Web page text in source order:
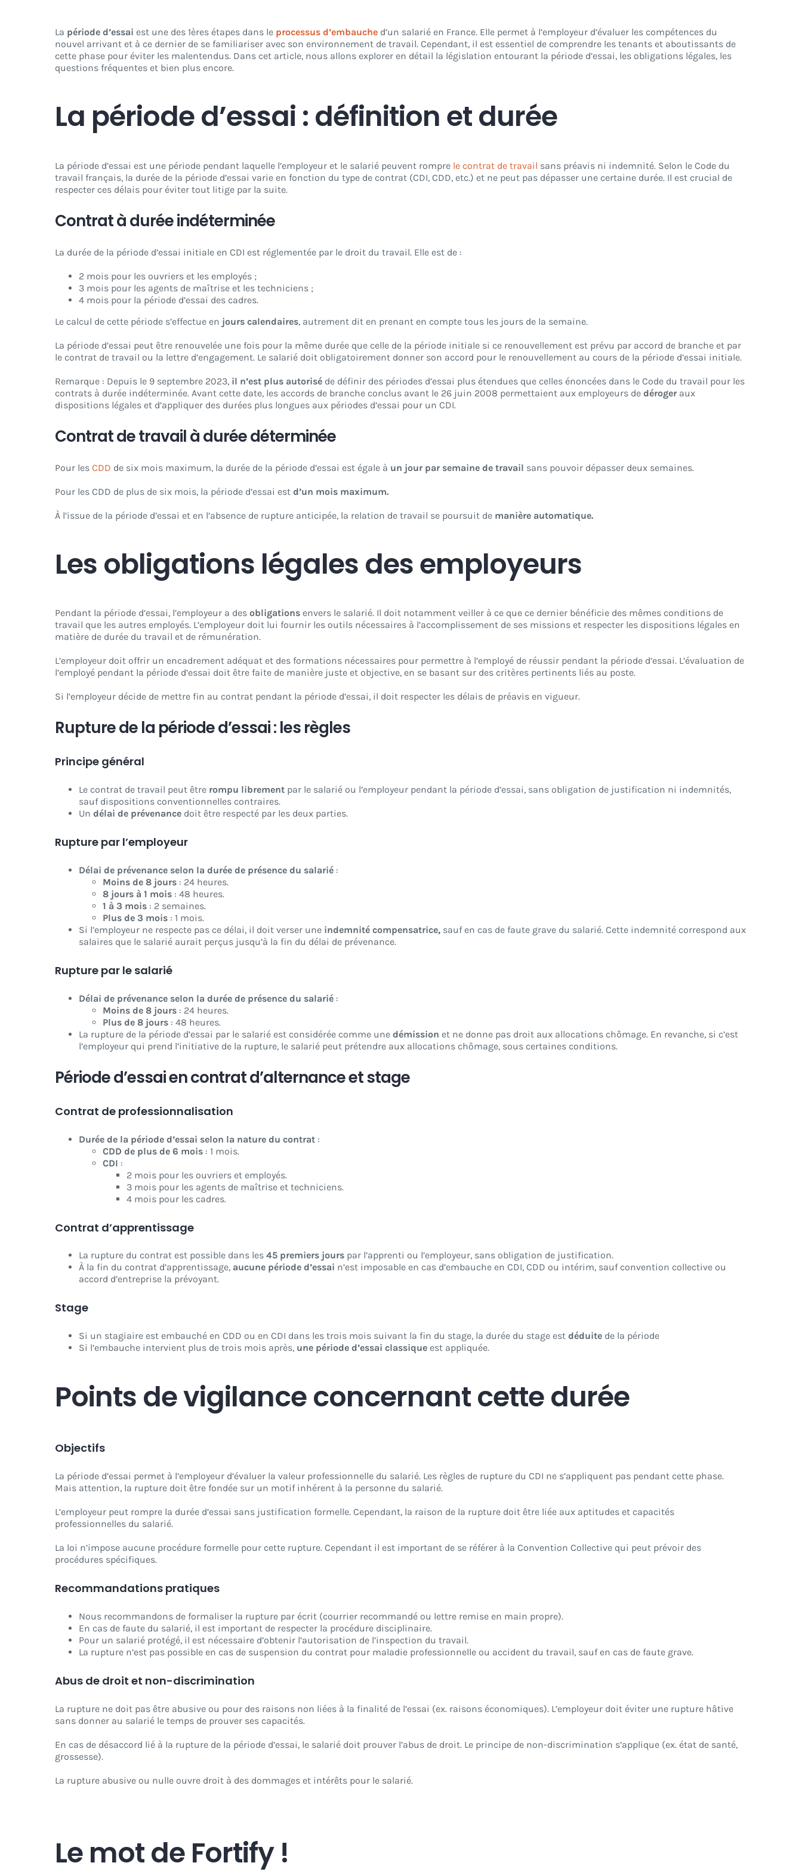
La période d’essai est une des 1ères étapes dans le processus d’embauche d’un salarié en France. Elle permet à l’employeur d’évaluer les compétences du
nouvel arrivant et à ce dernier de se familiariser avec son environnement de travail. Cependant, il est essentiel de comprendre les tenants et aboutissants de
cette phase pour éviter les malentendus. Dans cet article, nous allons explorer en détail la législation entourant la période d’essai, les obligations légales, les
questions fréquentes et bien plus encore.
La période d’essai : définition et durée
La période d’essai est une période pendant laquelle l’employeur et le salarié peuvent rompre le contrat de travail sans préavis ni indemnité. Selon le Code du
travail français, la durée de la période d’essai varie en fonction du type de contrat (CDI, CDD, etc.) et ne peut pas dépasser une certaine durée. Il est crucial de
respecter ces délais pour éviter tout litige par la suite.
Contrat à durée indéterminée
La durée de la période d’essai initiale en CDI est réglementée par le droit du travail. Elle est de :
2 mois pour les ouvriers et les employés ;
3 mois pour les agents de maîtrise et les techniciens ;
4 mois pour la période d’essai des cadres.
Le calcul de cette période s’effectue en jours calendaires, autrement dit en prenant en compte tous les jours de la semaine.
La période d’essai peut être renouvelée une fois pour la même durée que celle de la période initiale si ce renouvellement est prévu par accord de branche et par
le contrat de travail ou la lettre d’engagement. Le salarié doit obligatoirement donner son accord pour le renouvellement au cours de la période d’essai initiale.
Remarque : Depuis le 9 septembre 2023, il n’est plus autorisé de définir des périodes d’essai plus étendues que celles énoncées dans le Code du travail pour les
contrats à durée indéterminée. Avant cette date, les accords de branche conclus avant le 26 juin 2008 permettaient aux employeurs de dérogeraux
dispositions légales et d’appliquer des durées plus longues aux périodes d’essai pour un CDI.
Contrat de travail à durée déterminée
Pour les CDD de six mois maximum, la durée de la période d’essai est égale à un jour par semaine de travail sans pouvoir dépasser deux semaines.
Pour les CDD de plus de six mois, la période d’essai est d’un mois maximum.
À l’issue de la période d’essai et en l’absence de rupture anticipée, la relation de travail se poursuit de manière automatique.
Les obligations légales des employeurs
Pendant la période d’essai, l’employeur a des obligations envers le salarié. Il doit notamment veiller à ce que ce dernier bénéficie des mêmes conditions de
travail que les autres employés. L’employeur doit lui fournir les outils nécessaires à l’accomplissement de ses missions et respecter les dispositions légales en
matière de durée du travail et de rémunération.
L’employeur doit offrir un encadrement adéquat et des formations nécessaires pour permettre à l’employé de réussir pendant la période d’essai. L’évaluation de
l’employé pendant la période d’essai doit être faite de manière juste et objective, en se basant sur des critères pertinents liés au poste.
Si l’employeur décide de mettre fin au contrat pendant la période d’essai, il doit respecter les délais de préavis en vigueur.
Rupture de la période d’essai : les règles
Principe général
Le contrat de travail peut être rompu librement par le salarié ou l’employeur pendant la période d’essai, sans obligation de justification ni indemnités,
sauf dispositions conventionnelles contraires.
Un délai de prévenance doit être respecté par les deux parties.
Rupture par l’employeur
Délai de prévenance selon la durée de présence du salarié :
Moins de 8 jours : 24 heures.
8 jours à 1 mois : 48 heures.
1 à 3 mois : 2 semaines.
Plus de 3 mois : 1 mois.
Si l’employeur ne respecte pas ce délai, il doit verser une indemnité compensatrice, sauf en cas de faute grave du salarié. Cette indemnité correspond aux
salaires que le salarié aurait perçus jusqu’à la fin du délai de prévenance.
Rupture par le salarié
Délai de prévenance selon la durée de présence du salarié :
Moins de 8 jours : 24 heures.
Plus de 8 jours : 48 heures.
La rupture de la période d’essai par le salarié est considérée comme une démission et ne donne pas droit aux allocations chômage. En revanche, si c’est
l’employeur qui prend l’initiative de la rupture, le salarié peut prétendre aux allocations chômage, sous certaines conditions.
Période d’essai en contrat d’alternance et stage
Contrat de professionnalisation
Durée de la période d’essai selon la nature du contrat :
CDD de plus de 6 mois : 1 mois.
CDI :
2 mois pour les ouvriers et employés.
3 mois pour les agents de maîtrise et techniciens.
4 mois pour les cadres.
Contrat d’apprentissage
La rupture du contrat est possible dans les 45 premiers jours par l’apprenti ou l’employeur, sans obligation de justification.
À la fin du contrat d’apprentissage, aucune période d’essai n’est imposable en cas d’embauche en CDI, CDD ou intérim, sauf convention collective ou
accord d’entreprise la prévoyant.
Stage
Si un stagiaire est embauché en CDD ou en CDI dans les trois mois suivant la fin du stage, la durée du stage est déduite de la période
Si l’embauche intervient plus de trois mois après, une période d’essai classique est appliquée.
Points de vigilance concernant cette durée
Objectifs
La période d’essai permet à l’employeur d’évaluer la valeur professionnelle du salarié. Les règles de rupture du CDI ne s’appliquent pas pendant cette phase.
Mais attention, la rupture doit être fondée sur un motif inhérent à la personne du salarié.
L’employeur peut rompre la durée d’essai sans justification formelle. Cependant, la raison de la rupture doit être liée aux aptitudes et capacités
professionnelles du salarié.
La loi n’impose aucune procédure formelle pour cette rupture. Cependant il est important de se référer à la Convention Collective qui peut prévoir des
procédures spécifiques.
Recommandations pratiques
Nous recommandons de formaliser la rupture par écrit (courrier recommandé ou lettre remise en main propre).
En cas de faute du salarié, il est important de respecter la procédure disciplinaire.
Pour un salarié protégé, il est nécessaire d’obtenir l’autorisation de l’inspection du travail.
La rupture n’est pas possible en cas de suspension du contrat pour maladie professionnelle ou accident du travail, sauf en cas de faute grave.
Abus de droit et non-discrimination
La rupture ne doit pas être abusive ou pour des raisons non liées à la finalité de l’essai (ex. raisons économiques). L’employeur doit éviter une rupture hâtive
sans donner au salarié le temps de prouver ses capacités.
En cas de désaccord lié à la rupture de la période d’essai, le salarié doit prouver l’abus de droit. Le principe de non-discrimination s’applique (ex. état de santé,
grossesse).
La rupture abusive ou nulle ouvre droit à des dommages et intérêts pour le salarié.
Le mot de Fortify !